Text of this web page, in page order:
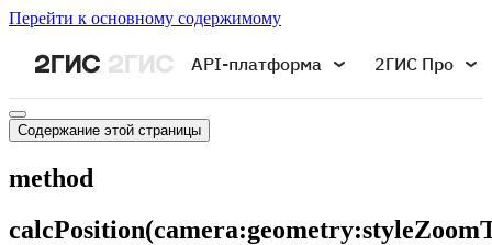
Перейти к основному содержимому
API-платформа 2ГИС Про
Содержание этой страницы
method